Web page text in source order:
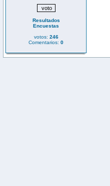
Resultados
Encuestas
votos: 246
Comentarios: 0